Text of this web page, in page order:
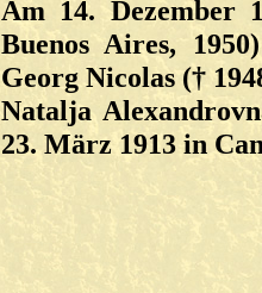
Am 14. Dezember
Buenos Aires,
Georg Nicolas (†
Natalja
23. März 1913 in